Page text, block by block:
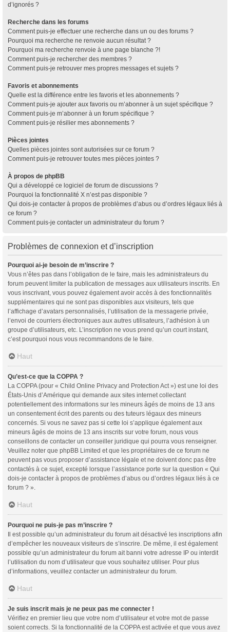
d’ignorés ?
Recherche dans les forums
Comment puis-je effectuer une recherche dans un ou des forums ?
Pourquoi ma recherche ne renvoie aucun résultat ?
Pourquoi ma recherche renvoie à une page blanche ?!
Comment puis-je rechercher des membres ?
Comment puis-je retrouver mes propres messages et sujets ?
Favoris et abonnements
Quelle est la différence entre les favoris et les abonnements ?
Comment puis-je ajouter aux favoris ou m’abonner à un sujet spécifique ?
Comment puis-je m’abonner à un forum spécifique ?
Comment puis-je résilier mes abonnements ?
Pièces jointes
Quelles pièces jointes sont autorisées sur ce forum ?
Comment puis-je retrouver toutes mes pièces jointes ?
À propos de phpBB
Qui a développé ce logiciel de forum de discussions ?
Pourquoi la fonctionnalité X n’est pas disponible ?
Qui dois-je contacter à propos de problèmes d’abus ou d’ordres légaux liés à
ce forum ?
Comment puis-je contacter un administrateur du forum ?
Problèmes de connexion et d’inscription
Pourquoi ai-je besoin de m’inscrire ?
Vous n’êtes pas dans l’obligation de le faire, mais les administrateurs du
forum peuvent limiter la publication de messages aux utilisateurs inscrits. En
vous inscrivant, vous pouvez également avoir accès à des fonctionnalités
supplémentaires qui ne sont pas disponibles aux visiteurs, tels que
l’affichage d’avatars personnalisés, l’utilisation de la messagerie privée,
l’envoi de courriers électroniques aux autres utilisateurs, l’adhésion à un
groupe d’utilisateurs, etc. L’inscription ne vous prend qu’un court instant,
c’est pourquoi nous vous recommandons de le faire.
Haut
Qu’est-ce que la COPPA ?
La COPPA (pour « Child Online Privacy and Protection Act ») est une loi des
États-Unis d’Amérique qui demande aux sites internet collectant
potentiellement des informations sur les mineurs âgés de moins de 13 ans
un consentement écrit des parents ou des tuteurs légaux des mineurs
concernés. Si vous ne savez pas si cette loi s’applique également aux
mineurs âgés de moins de 13 ans inscrits sur votre forum, nous vous
conseillons de contacter un conseiller juridique qui pourra vous renseigner.
Veuillez noter que phpBB Limited et que les propriétaires de ce forum ne
peuvent pas vous proposer d’assistance légale et ne doivent donc pas être
contactés à ce sujet, excepté lorsque l’assistance porte sur la question « Qui
dois-je contacter à propos de problèmes d’abus ou d’ordres légaux liés à ce
forum ? ».
Haut
Pourquoi ne puis-je pas m’inscrire ?
Il est possible qu’un administrateur du forum ait désactivé les inscriptions afin
d’empêcher les nouveaux visiteurs de s’inscrire. De même, il est également
possible qu’un administrateur du forum ait banni votre adresse IP ou interdit
l’utilisation du nom d’utilisateur que vous souhaitez utiliser. Pour plus
d’informations, veuillez contacter un administrateur du forum.
Haut
Je suis inscrit mais je ne peux pas me connecter !
Vérifiez en premier lieu que votre nom d’utilisateur et votre mot de passe
soient corrects. Si la fonctionnalité de la COPPA est activée et que vous avez